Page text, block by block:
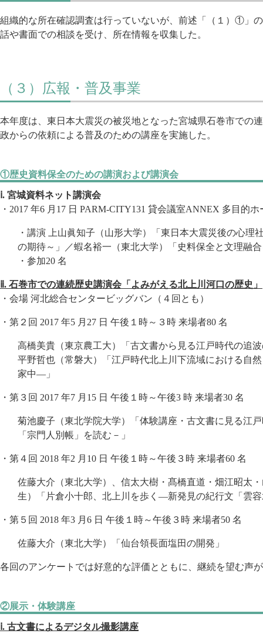
組織的な所在確認調査は行っていないが、前述「（１）①」
話や書面での相談を受け、所在情報を収集した。
（３）広報・普及事業
本年度は、東日本大震災の被災地となった宮城県石巻市での
政からの依頼による普及のための講座を実施した。
①歴史資料保全のための講演および講演会
ⅰ. 宮城資料ネット講演会
・2017 年6 月17 日 PARM-CITY131 貸会議室ANNEX 多目的
・講演 上山眞知子（山形大学）「東日本大震災後の心理
の期待～」／蝦名裕一（東北大学）「史料保全と文理融
・参加20 名
ⅱ. 石巻市での連続歴史講演会「よみがえる北上川河口の歴史」
・会場 河北総合センタービッグバン（４回とも）
・第２回 2017 年5 月27 日 午後１時～３時 来場者80 名
高橋美貴（東京農工大）「古文書から見る江戸時代の追
平野哲也（常磐大）「江戸時代北上川下流域における自
家中―」
・第３回 2017 年7 月15 日 午後１時～午後3 時 来場者30 名
菊池慶子（東北学院大学）「体験講座・古文書に見る江
「宗門人別帳」を読む－」
・第４回 2018 年2 月10 日 午後１時～午後３時 来場者60 名
佐藤大介（東北大学）、信太大樹・髙橋直道・畑江昭太
生）「片倉小十郎、北上川を歩く―新発見の紀行文「雲
・第５回 2018 年3 月6 日 午後１時～午後３時 来場者50 名
佐藤大介（東北大学）「仙台領長面塩田の開発」
各回のアンケートでは好意的な評価とともに、継続を望む声
②展示・体験講座
ⅰ. 古文書によるデジタル撮影講座